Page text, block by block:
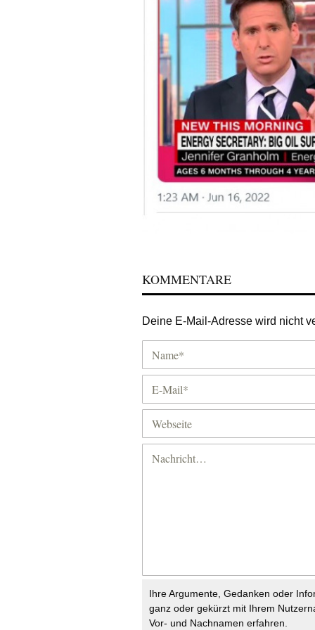
KOMMENTARE
Deine E-Mail-Adresse wird nicht
Ihre Argumente, Gedanken oder
ganz oder gekürzt mit Ihrem
Vor- und Nachnamen erfahren.